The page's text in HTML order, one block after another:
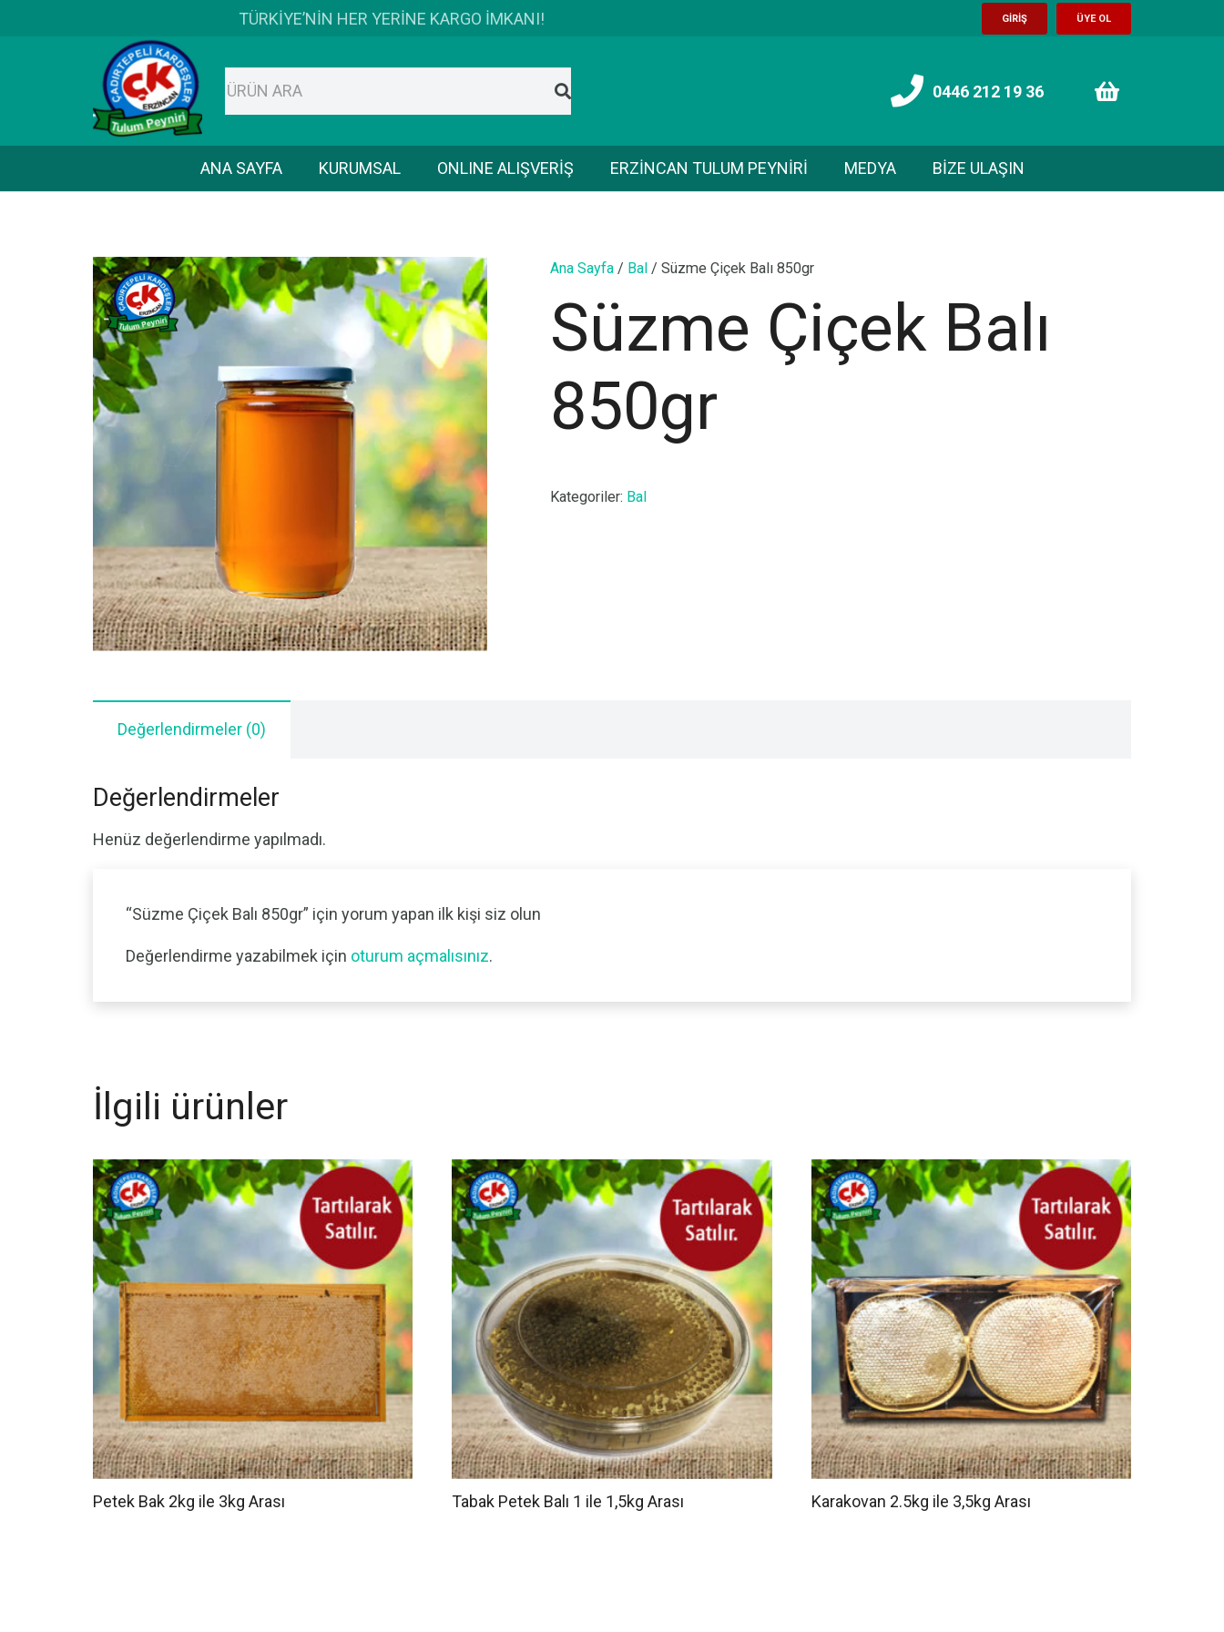
TÜRKİYE’NİN HER YERİNE KARGO İMKANI! GİRİŞ ÜYE OL
0446 212 19 36
ANA SAYFA KURUMSAL ONLINE ALIŞVERİŞ ERZİNCAN TULUM PEYNİRİ MEDYA BİZE ULAŞIN
Ana Sayfa/ Bal/ Süzme Çiçek Balı 850gr
Süzme Çiçek Balı
850gr
Kategoriler: Bal
Değerlendirmeler (0)
Değerlendirmeler
Henüz değerlendirme yapılmadı.
“Süzme Çiçek Balı 850gr” için yorum yapan ilk kişi siz olun
Değerlendirme yazabilmek için oturum açmalısınız.
İlgili ürünler
Petek Bak 2kg ile 3kg Arası Tabak Petek Balı 1 ile 1,5kg Arası Karakovan 2.5kg ile 3,5kg Arası